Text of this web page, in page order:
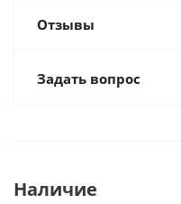
Отзывы
Задать вопрос
Наличие